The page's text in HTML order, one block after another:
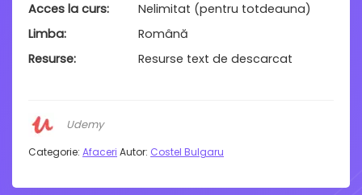
Acces la curs
Nelimitat (pentru totdeauna)
Limba
Română
Resurse
Resurse text de descarcat
Udemy
Categorie: Afaceri Autor: Costel Bulgaru